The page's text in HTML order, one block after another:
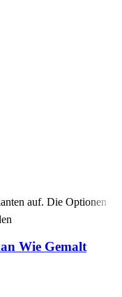
auf. Die Optionen
Wie Gemalt